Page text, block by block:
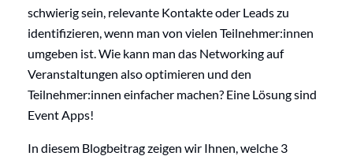
schwierig sein, relevante Kontakte oder Leads zu
identifizieren, wenn man von vielen Teilnehmer:innen
umgeben ist. Wie kann man das Networking auf
Veranstaltungen also optimieren und den
Teilnehmer:innen einfacher machen? Eine Lösung sind
Event Apps!
In diesem Blogbeitrag zeigen wir Ihnen, welche 3